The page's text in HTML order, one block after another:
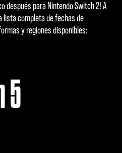
después para Nintendo Switch 2! A
lista completa de fechas de
y regiones disponibles:
5